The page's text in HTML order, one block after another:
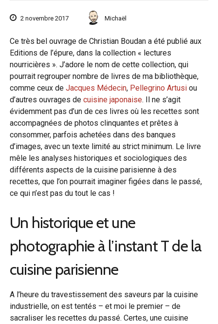
2 novembre 2017 Michaël
Ce très bel ouvrage de Christian Boudan a été publié aux
Editions de l’épure, dans la collection « lectures
nourricières ». J’adore le nom de cette collection, qui
pourrait regrouper nombre de livres de ma bibliothèque,
comme ceux de Jacques Médecin, Pellegrino Artusi ou
d’autres ouvrages de cuisine japonaise. Il ne s’agit
évidemment pas d’un de ces livres où les recettes sont
accompagnées de photos clinquantes et prêtes à
consommer, parfois achetées dans des banques
d’images, avec un texte limité au strict minimum. Le livre
mêle les analyses historiques et sociologiques des
différents aspects de la cuisine parisienne à des
recettes, que l’on pourrait imaginer figées dans le passé,
ce qui n’est pas du tout le cas !
Un historique et une
photographie à l’instant T de la
cuisine parisienne
A l’heure du travestissement des saveurs par la cuisine
industrielle, on est tentés – et moi le premier – de
sacraliser les recettes du passé. Certes, une cuisine